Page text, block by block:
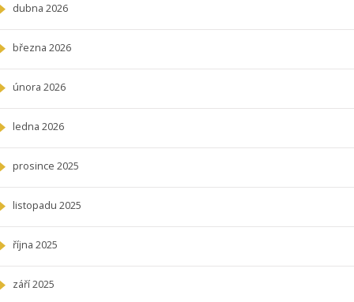
dubna 2026
března 2026
února 2026
ledna 2026
prosince 2025
listopadu 2025
října 2025
září 2025